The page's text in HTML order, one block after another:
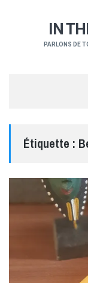
IN
PARLONS DE
Étiquette :